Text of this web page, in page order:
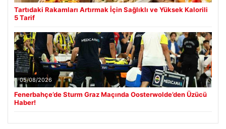
Tartıdaki Rakamları Artırmak İçin Sağlıklı ve Yüksek Kalorili
5 Tarif
05/08/2026
Fenerbahçe’de Sturm Graz Maçında Oosterwolde’den Üzücü
Haber!